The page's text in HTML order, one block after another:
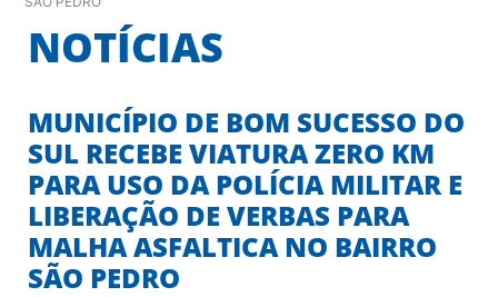
NOTÍCIAS
MUNICÍPIO DE BOM SUCESSO DO
SUL RECEBE VIATURA ZERO KM
PARA USO DA POLÍCIA MILITAR E
LIBERAÇÃO DE VERBAS PARA
MALHA ASFALTICA NO BAIRRO
SÃO PEDRO